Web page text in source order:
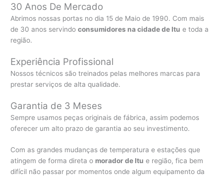
30 Anos De Mercado
Abrimos nossas portas no dia 15 de Maio de 1990. Com mais
de 30 anos servindoconsumidores na cidade de Itu e toda a
região.
Experiência Profissional
Nossos técnicos são treinados pelas melhores marcas para
prestar serviços de alta qualidade.
Garantia de 3 Meses
Sempre usamos peças originais de fábrica, assim podemos
oferecer um alto prazo de garantia ao seu investimento.
Com as grandes mudanças de temperatura e estações que
atingem de forma direta o morador de Itu e região, fica bem
difícil não passar por momentos onde algum equipamento da